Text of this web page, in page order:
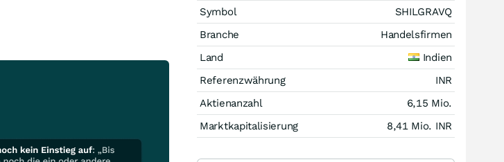
Symbol
SHILGRAVQ
Branche
Handelsfirmen
Land
Indien
Referenzwährung
INR
Aktienanzahl
6,15 Mio.
Marktkapitalisierung
8,41 Mio. INR